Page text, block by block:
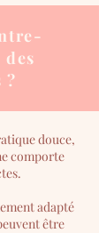
?
douce,
comporte
adapté
être